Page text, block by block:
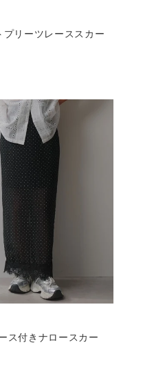
リーツレーススカー
ス付きナロースカー